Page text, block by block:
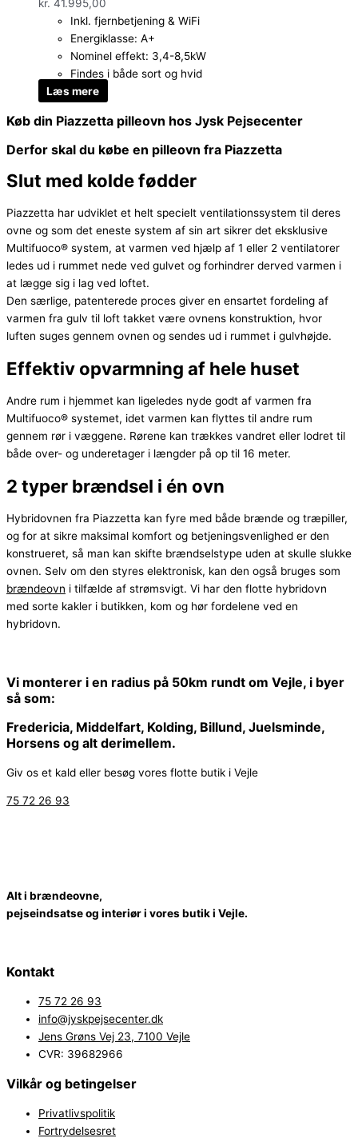
kr. 41.995,00
Inkl. fjernbetjening & WiFi
Energiklasse: A+
Nominel effekt: 3,4-8,5kW
Findes i både sort og hvid
Læs mere
Køb din Piazzetta pilleovn hos Jysk Pejsecenter
Derfor skal du købe en pilleovn fra Piazzetta
Slut med kolde fødder
Piazzetta har udviklet et helt specielt ventilationssystem til deres
ovne og som det eneste system af sin art sikrer det eksklusive
Multifuoco® system, at varmen ved hjælp af 1 eller 2 ventilatorer
ledes ud i rummet nede ved gulvet og forhindrer derved varmen i
at lægge sig i lag ved loftet.
Den særlige, patenterede proces giver en ensartet fordeling af
varmen fra gulv til loft takket være ovnens konstruktion, hvor
luften suges gennem ovnen og sendes ud i rummet i gulvhøjde.
Effektiv opvarmning af hele huset
Andre rum i hjemmet kan ligeledes nyde godt af varmen fra
Multifuoco® systemet, idet varmen kan flyttes til andre rum
gennem rør i væggene. Rørene kan trækkes vandret eller lodret til
både over- og underetager i længder på op til 16 meter.
2 typer brændsel i én ovn
Hybridovnen fra Piazzetta kan fyre med både brænde og træpiller,
og for at sikre maksimal komfort og betjeningsvenlighed er den
konstrueret, så man kan skifte brændselstype uden at skulle slukke
ovnen. Selv om den styres elektronisk, kan den også bruges som
brændeovn i tilfælde af strømsvigt. Vi har den flotte hybridovn
med sorte kakler i butikken, kom og hør fordelene ved en
hybridovn.
Vi monterer i en radius på 50km rundt om Vejle, i byer
så som:
Fredericia, Middelfart, Kolding, Billund, Juelsminde,
Horsens og alt derimellem.
Giv os et kald eller besøg vores flotte butik i Vejle
75 72 26 93
Alti brændeovne,
pejseindsatseog interiøri voresbutiki Vejle.
Kontakt
75 72 26 93
info@jyskpejsecenter.dk
Jens Grøns Vej 23, 7100 Vejle
CVR: 39682966
Vilkår og betingelser
Privatlivspolitik
Fortrydelsesret